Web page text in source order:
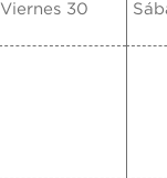
Viernes 30